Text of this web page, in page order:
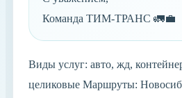
Команда ТИМ-ТРАНС🚛💼
Виды услуг: авто, жд,
целиковые Маршруты: